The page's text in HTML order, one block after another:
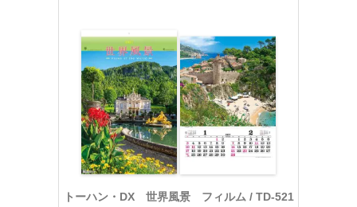
トーハン・DX 世界風景 フィルム / TD-521